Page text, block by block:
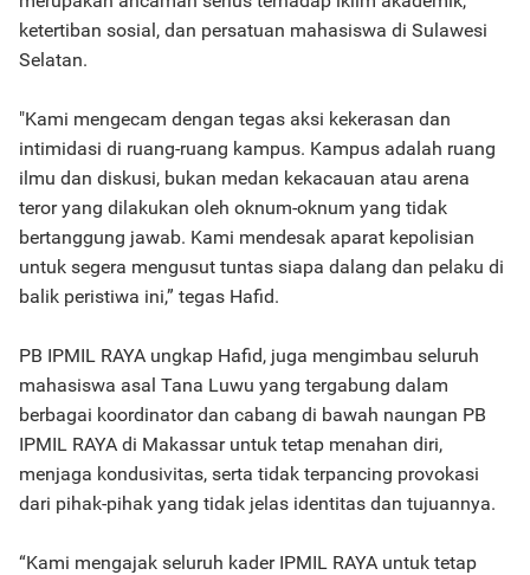
ketertiban sosial, dan persatuan mahasiswa di Sulawesi
Selatan.
"Kami mengecam dengan tegas aksi kekerasan dan
intimidasi di ruang-ruang kampus. Kampus adalah ruang
ilmu dan diskusi, bukan medan kekacauan atau arena
teror yang dilakukan oleh oknum-oknum yang tidak
bertanggung jawab. Kami mendesak aparat kepolisian
untuk segera mengusut tuntas siapa dalang dan pelaku di
balik peristiwa ini,” tegas Hafid.
PB IPMIL RAYA ungkap Hafid, juga mengimbau seluruh
mahasiswa asal Tana Luwu yang tergabung dalam
berbagai koordinator dan cabang di bawah naungan PB
IPMIL RAYA di Makassar untuk tetap menahan diri,
menjaga kondusivitas, serta tidak terpancing provokasi
dari pihak-pihak yang tidak jelas identitas dan tujuannya.
“Kami mengajak seluruh kader IPMIL RAYA untuk tetap